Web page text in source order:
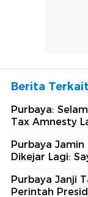
Berita Terkait
Purbaya:
Tax Amnesty
Purbaya
Dikejar Lagi:
Purbaya Janji
Perintah